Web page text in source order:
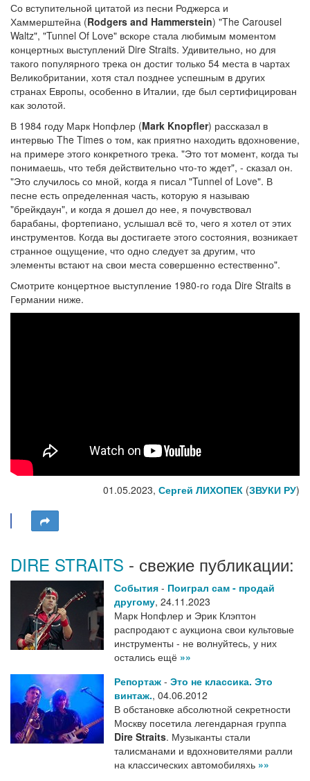
Со вступительной цитатой из песни Роджерса и
Хаммерштейна (Rodgers and Hammerstein) "The Carousel
Waltz", "Tunnel Of Love" вскоре стала любимым моментом
концертных выступлений Dire Straits. Удивительно, но для
такого популярного трека он достиг только 54 места в чартах
Великобритании, хотя стал позднее успешным в других
странах Европы, особенно в Италии, где был сертифицирован
как золотой.
В 1984 году Марк Нопфлер (Mark Knopfler) рассказал в
интервью The Times о том, как приятно находить вдохновение,
на примере этого конкретного трека. "Это тот момент, когда ты
понимаешь, что тебя действительно что-то ждет", - сказал он.
"Это случилось со мной, когда я писал "Tunnel of Love". В
песне есть определенная часть, которую я называю
"брейкдаун", и когда я дошел до нее, я почувствовал
барабаны, фортепиано, услышал всё то, чего я хотел от этих
инструментов. Когда вы достигаете этого состояния, возникает
странное ощущение, что одно следует за другим, что
элементы встают на свои места совершенно естественно".
Смотрите концертное выступление 1980-го года Dire Straits в
Германии ниже.
01.05.2023, Сергей ЛИХОПЕК (ЗВУКИ РУ)
DIRE STRAITS - свежие публикации:
События - Поиграл сам - продай
другому, 24.11.2023
Марк Нопфлер и Эрик Клэптон
распродают с аукциона свои культовые
инструменты - не волнуйтесь, у них
остались ещё »»
Репортаж - Это не классика. Это
винтаж., 04.06.2012
В обстановке абсолютной секретности
Москву посетила легендарная группа
Dire Straits. Музыканты стали
талисманами и вдохновителями ралли
на классических автомобиляхь »»